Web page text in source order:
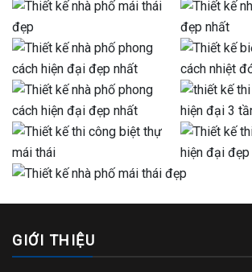
GIỚI THIỆU